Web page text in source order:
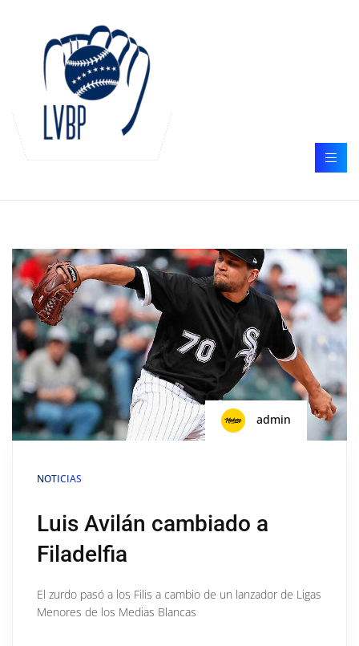
admin
NOTICIAS
Luis Avilán cambiado a
Filadelfia
El zurdo pasó a los Filis a cambio de un lanzador de Ligas
Menores de los Medias Blancas